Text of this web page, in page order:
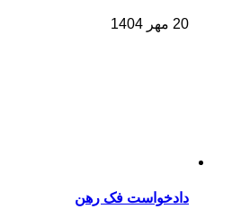
20 مهر 1404
دادخواست فک رهن